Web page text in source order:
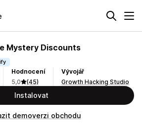
Mystery Discounts
Hodnocení
5,0
(45)
Vývojář
Growth Hacking Studio
Instalovat
demoverzi obchodu